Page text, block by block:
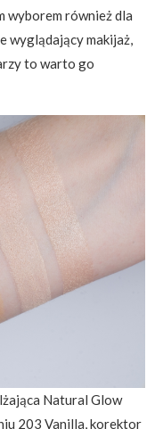
wyborem również dla
wyglądający makijaż,
to warto go
Natural Glow
203 Vanilla, korektor